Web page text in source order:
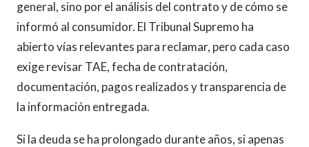
general, sino por el análisis del contrato y de cómo se
informó al consumidor. El Tribunal Supremo ha
abierto vías relevantes para reclamar, pero cada caso
exige revisar TAE, fecha de contratación,
documentación, pagos realizados y transparencia de
la información entregada.
Si la deuda se ha prolongado durante años, si apenas